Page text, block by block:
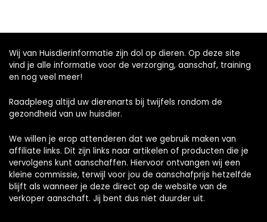
Wij van Huisdierinformatie zijn dol op dieren. Op deze site
vind je alle informatie voor de verzorging, aanschaf, training
en nog veel meer!
Raadpleeg altijd uw dierenarts bij twijfels rondom de
gezondheid van uw huisdier.
We willen je erop attenderen dat we gebruik maken van
affiliate links. Dit zijn links naar artikelen of producten die je
vervolgens kunt aanschaffen. Hiervoor ontvangen wij een
kleine commissie, terwijl voor jou de aanschafprijs hetzelfde
blijft als wanneer je deze direct op de website van de
verkoper aanschaft. Jij bent dus niet duurder uit.